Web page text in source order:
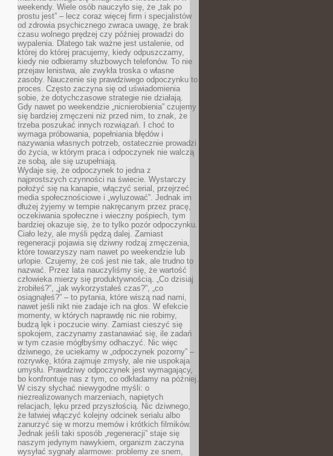
weekendy. Wiele osób nauczyło się, że „tak po
prostu jest” – lecz coraz więcej firm i specjalistów
od zdrowia psychicznego zwraca uwagę, że brak
czasu wolnego prędzej czy później prowadzi do
wypalenia. Dlatego tak ważne jest ustalenie, od
której do której pracujemy, kiedy odpuszczamy,
kiedy nie odbieramy służbowych telefonów. To nie
przejaw lenistwa, ale zwykła troska o własne
zasoby. Nauczenie się prawdziwego odpoczynku to
proces. Często zaczyna się od uświadomienia
sobie, że dotychczasowe strategie nie działają.
Gdy nawet po weekendzie „nicnierobienia” czujemy
się bardziej zmęczeni niż przed nim, to znak, że
trzeba poszukać innych rozwiązań. I choć to
wymaga próbowania, popełniania błędów i
nazywania własnych potrzeb, ostatecznie prowadzi
do życia, w którym praca i odpoczynek nie walczą
ze sobą, ale się uzupełniają.
Wydaje się, że odpoczynek to jedna z
najprostszych czynności na świecie. Wystarczy
położyć się na kanapie, włączyć serial, przejrzeć
media społecznościowe i „wyluzować”. Jednak im
dłużej żyjemy w tempie nakręcanym przez pracę,
oczekiwania społeczne i wieczny pośpiech, tym
bardziej okazuje się, że to tylko pozór odpoczynku.
Ciało leży, ale myśli pędzą dalej. Zamiast
regeneracji pojawia się dziwny rodzaj zmęczenia,
które towarzyszy nam nawet po weekendzie lub
urlopie. Czujemy, że coś jest nie tak, ale trudno to
nazwać. Przez lata nauczyliśmy się, że wartość
człowieka mierzy się produktywnością. „Co dzisiaj
zrobiłeś?”, „jak wykorzystałeś czas?”, „co
osiągnąłeś?” – to pytania, które wiszą nad nami,
nawet jeśli nikt nie zadaje ich na głos. W efekcie
momenty, w których naprawdę nic nie robimy,
budzą lęk i poczucie winy. Zamiast cieszyć się
spokojem, zaczynamy zastanawiać się, ile zadań
w tym czasie mógłbyśmy odhaczyć. Nic więc
dziwnego, że uciekamy w „odpoczynek pozorny” –
rozrywkę, która zajmuje zmysły, ale nie uspokaja
umysłu. Prawdziwy odpoczynek jest wymagający,
bo konfrontuje nas z tym, co odkładamy na później.
W ciszy słychać niewygodne myśli: o
niezrealizowanych marzeniach, napiętych
relacjach, lęku przed przyszłością. Nic dziwnego,
że łatwiej włączyć kolejny odcinek serialu albo
zanurzyć się w morzu memów i krótkich filmików.
Jednak jeśli taki sposób „regeneracji” staje się
naszym jedynym nawykiem, organizm zaczyna
wysyłać sygnały alarmowe: problemy ze snem,